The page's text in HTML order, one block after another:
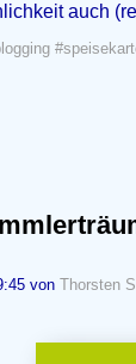
auch
von Thorsten